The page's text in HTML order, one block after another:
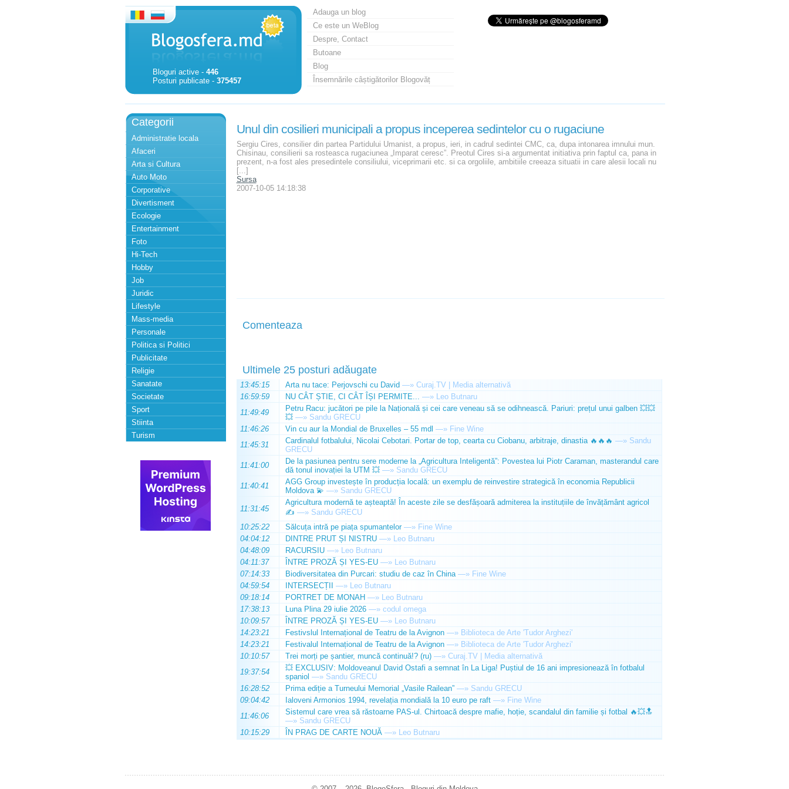
Bloguri active - 446
Posturi publicate - 375457
Adauga un blog
Ce este un WeBlog
Despre, Contact
Butoane
Blog
Însemnările câștigătorilor Blogovăț
Categorii
Administratie locala
Afaceri
Arta si Cultura
Auto Moto
Corporative
Divertisment
Ecologie
Entertainment
Foto
Hi-Tech
Hobby
Job
Juridic
Lifestyle
Mass-media
Personale
Politica si Politici
Publicitate
Religie
Sanatate
Societate
Sport
Stiinta
Turism
Unul din cosilieri municipali a propus inceperea sedintelor cu o rugaciune
Sergiu Cires, consilier din partea Partidului Umanist, a propus, ieri, in cadrul sedintei CMC, ca, dupa intonarea imnului mun.
Chisinau, consilierii sa rosteasca rugaciunea „Imparat ceresc”. Preotul Cires si-a argumentat initiativa prin faptul ca, pana in
prezent, n-a fost ales presedintele consiliului, viceprimarii etc. si ca orgoliile, ambitiile creeaza situatii in care alesii locali nu
[...]
Sursa
2007-10-05 14:18:38
Comenteaza
Ultimele 25 posturi adăugate
13:45:15 Arta nu tace: Perjovschi cu David —» Curaj.TV | Media alternativă
16:59:59
NU CÂT ȘTIE, CI CÂT ÎȘI PERMITE... —» Leo Butnaru
11:49:49
Petru Racu: jucători pe pile la Națională și cei care veneau să se odihnească. Pariuri: prețul unui galben 💥💥
💥 —» Sandu GRECU
11:46:26
Vin cu aur la Mondial de Bruxelles – 55 mdl —» Fine Wine
11:45:31
Cardinalul fotbalului, Nicolai Cebotari. Portar de top, cearta cu Ciobanu, arbitraje, dinastia 🔥🔥🔥 —» Sandu
GRECU
11:41:00
De la pasiunea pentru sere moderne la „Agricultura Inteligentă”: Povestea lui Piotr Caraman, masterandul care
dă tonul inovației la UTM 💥 —» Sandu GRECU
11:40:41
AGG Group investește în producția locală: un exemplu de reinvestire strategică în economia Republicii
Moldova 💫 —» Sandu GRECU
11:31:45
Agricultura modernă te așteaptă! În aceste zile se desfășoară admiterea la instituțiile de învățământ agricol
✍️ —» Sandu GRECU
10:25:22
Sălcuța intră pe piața spumantelor —» Fine Wine
04:04:12
DINTRE PRUT ȘI NISTRU —» Leo Butnaru
04:48:09
RACURSIU —» Leo Butnaru
04:11:37
ÎNTRE PROZĂ ȘI YES-EU —» Leo Butnaru
07:14:33
Biodiversitatea din Purcari: studiu de caz în China —» Fine Wine
04:59:54
INTERSECȚII —» Leo Butnaru
09:18:14
PORTRET DE MONAH —» Leo Butnaru
17:38:13
Luna Plina 29 iulie 2026 —» codul omega
10:09:57
ÎNTRE PROZĂ ȘI YES-EU —» Leo Butnaru
14:23:21
Festivslul Internațional de Teatru de la Avignon —» Biblioteca de Arte 'Tudor Arghezi'
14:23:21
Festivalul Internațional de Teatru de la Avignon —» Biblioteca de Arte 'Tudor Arghezi'
10:10:57
Trei morți pe șantier, muncă continuă!? (ru) —» Curaj.TV | Media alternativă
19:37:54
💥 EXCLUSIV: Moldoveanul David Ostafi a semnat în La Liga! Puștiul de 16 ani impresionează în fotbalul
spaniol —» Sandu GRECU
16:28:52
Prima ediție a Turneului Memorial „Vasile Railean” —» Sandu GRECU
09:04:42
Ialoveni Armonios 1994, revelația mondială la 10 euro pe raft —» Fine Wine
11:46:06
Sistemul care vrea să răstoarne PAS-ul. Chirtoacă despre mafie, hoție, scandalul din familie și fotbal 🔥💥🔝
—» Sandu GRECU
10:15:29
ÎN PRAG DE CARTE NOUĂ —» Leo Butnaru